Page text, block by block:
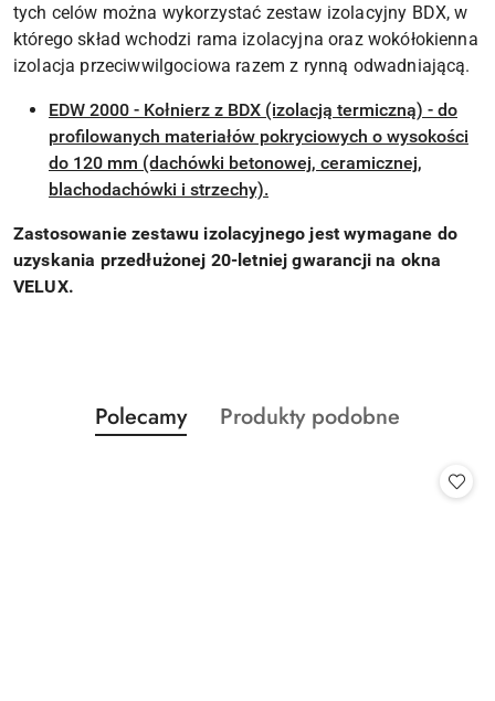
tych celów można wykorzystać zestaw izolacyjny BDX, w
którego skład wchodzi rama izolacyjna oraz wokółokienna
izolacja przeciwwilgociowa razem z rynną odwadniającą.
EDW 2000 - Kołnierz z BDX (izolacją termiczną) - do
profilowanych materiałów pokryciowych o wysokości
do 120 mm (dachówki betonowej, ceramicznej,
blachodachówki i strzechy).
Zastosowanie zestawu izolacyjnego jest wymagane do
uzyskania przedłużonej 20-letniej gwarancji na okna
VELUX.
Pomiń karuzelę produktów
Produkty
o
Polecamy
Produkty
Produkty podobne